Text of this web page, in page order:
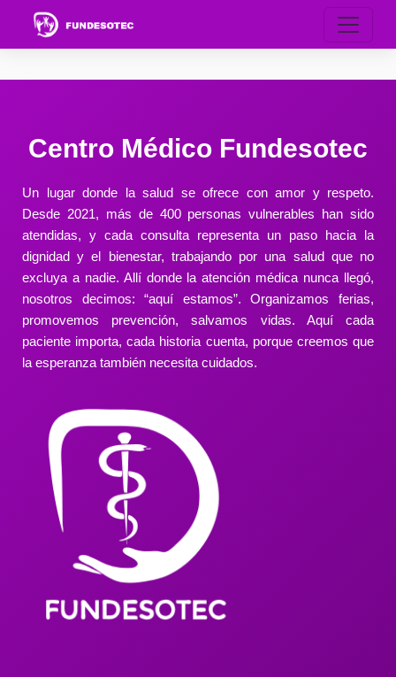
Centro Médico Fundesotec
Un lugar donde la salud se ofrece con amor y respeto.
Desde 2021, más de 400 personas vulnerables han sido
atendidas, y cada consulta representa un paso hacia la
dignidad y el bienestar, trabajando por una salud que no
excluya a nadie. Allí donde la atención médica nunca llegó,
nosotros decimos: “aquí estamos”. Organizamos ferias,
promovemos prevención, salvamos vidas. Aquí cada
paciente importa, cada historia cuenta, porque creemos que
la esperanza también necesita cuidados.